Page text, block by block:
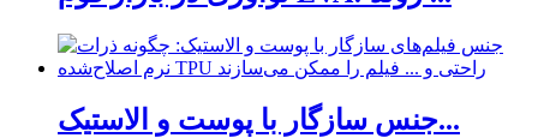
جنس سازگار با پوست و الاستیک...